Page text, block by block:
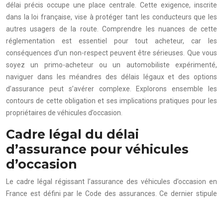
délai précis occupe une place centrale. Cette exigence, inscrite
dans la loi française, vise à protéger tant les conducteurs que les
autres usagers de la route. Comprendre les nuances de cette
réglementation est essentiel pour tout acheteur, car les
conséquences d’un non-respect peuvent être sérieuses. Que vous
soyez un primo-acheteur ou un automobiliste expérimenté,
naviguer dans les méandres des délais légaux et des options
d’assurance peut s’avérer complexe. Explorons ensemble les
contours de cette obligation et ses implications pratiques pour les
propriétaires de véhicules d’occasion.
Cadre légal du délai
d’assurance pour véhicules
d’occasion
Le cadre légal régissant l’assurance des véhicules d’occasion en
France est défini par le Code des assurances. Ce dernier stipule